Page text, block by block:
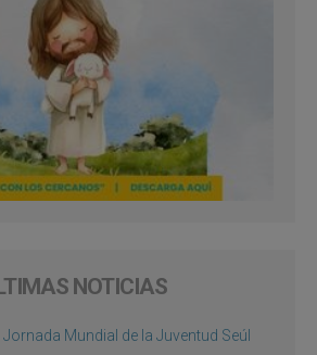
NOTICIAS
Mundial de la Juventud Seúl